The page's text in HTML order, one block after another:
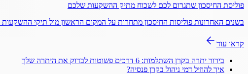
פוליסת החיסכון שתגרום לכם לשכוח מתיק ההשקעות שלכם
בשנים האחרונות פוליסות החיסכון מתחרות על המקום הראשון מול תיקי
קראו עוד
בירור יתרה בקרן השתלמות: 6 דרכים פשוטות לבדוק את היתרה שלך
איך להוזיל דמי ניהול בקרן פנסיה?